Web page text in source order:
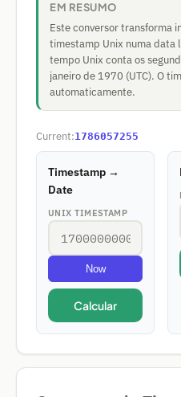
EM RESUMO
Este conversor transforma
timestamp Unix numa data
tempo Unix conta os
janeiro de 1970 (UTC). O
automaticamente.
Current:1786057256
Timestamp →
Date
UNIX TIMESTAMP
Now
Calcular